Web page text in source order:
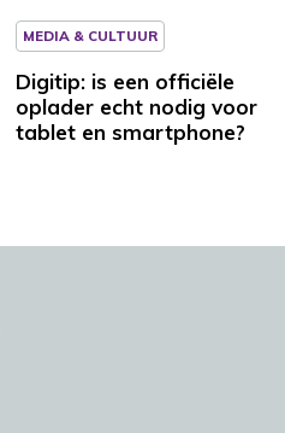
MEDIA & CULTUUR
Digitip: is een officiële
oplader echt nodig voor
tablet en smartphone?